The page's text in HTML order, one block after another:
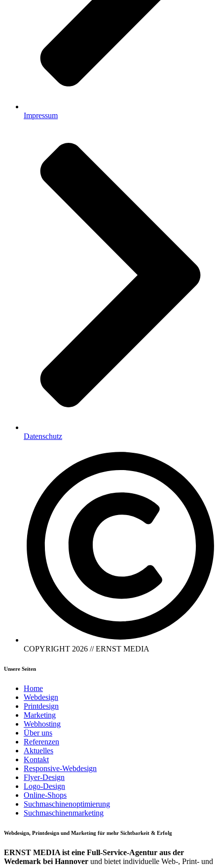
Impressum
Datenschutz
COPYRIGHT 2026 // ERNST MEDIA
Unsere Seiten
Home
Webdesign
Printdesign
Marketing
Webhosting
Über uns
Referenzen
Aktuelles
Kontakt
Responsive-Webdesign
Flyer-Design
Logo-Design
Online-Shops
Suchmaschinenoptimierung
Suchmaschinenmarketing
Webdesign, Printdesign und Marketing für mehr Sichtbarkeit & Erfolg
ERNST MEDIA ist eine Full-Service-Agentur aus der
Wedemark bei Hannover und bietet individuelle Web-, Print- und